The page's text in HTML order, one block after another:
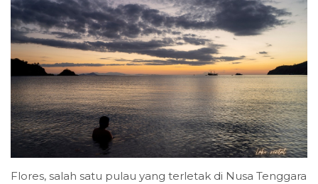
Flores, salah satu pulau yang terletak di Nusa Tenggara